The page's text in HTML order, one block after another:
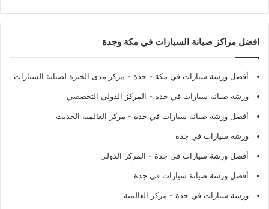
افضل مراكز صيانة السيارات في مكة وجدة
أفضل ورشة سيارات في مكة - جدة - مركز مدى الخبرة لصيانة السيارات
ورشة صيانة سيارات في جدة - المركز الدولي التخصصي
أفضل ورشة صيانة سيارات في جدة - مركز العالمية الحديث
ورشة سيارات في جدة
أفضل ورشة سيارات في جدة - المركز الدولي
أفضل ورشة صيانة سيارات في جدة
ورشة سيارات في جدة - مركز العالمية